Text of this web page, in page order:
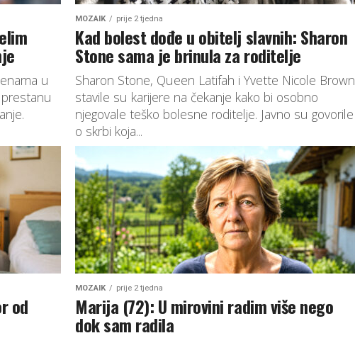
u
MOZAIK prije 2 tjedna
Kad bolest dođe u obitelj slavnih: Sharon
Stone sama je brinula za roditelje
Sharon Stone, Queen Latifah i Yvette Nicole Brown
stavile su karijere na čekanje kako bi osobno
njegovale teško bolesne roditelje. Javno su govorile
o skrbi koja...
od
MOZAIK prije 2 tjedna
Marija (72): U mirovini radim više nego
dok sam radila